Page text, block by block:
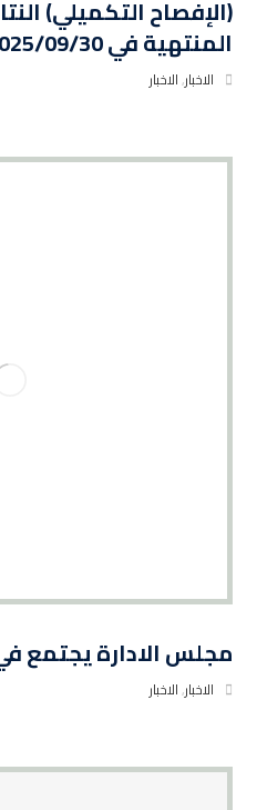
(الإفصاح التكميلي)
المنتهية في 2025/09/30
الاخبار,الاخبار
مجلس الادارة يجتمع في 4 نوفمبر
الاخبار,الاخبار